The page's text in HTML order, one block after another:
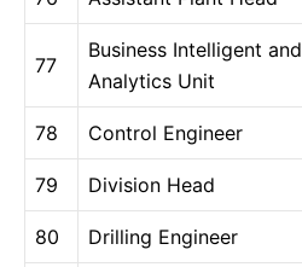
77
Business Intelligent and
Analytics Unit
78 Control Engineer
79 Division Head
80 Drilling Engineer